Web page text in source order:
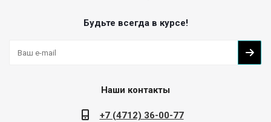
Будьте всегда в курсе!
Наши контакты
+7 (4712) 36-00-77